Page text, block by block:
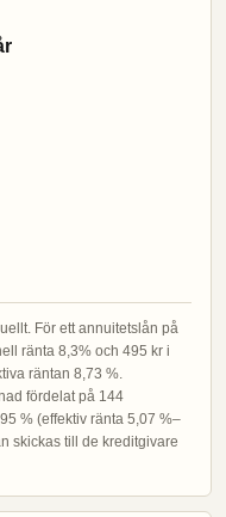
För ett annuitetslån på
ränta 8,3% och 495 kr i
räntan 8,73 %.
fördelat på 144
% (effektiv ränta 5,07 %–
skickas till de kreditgivare